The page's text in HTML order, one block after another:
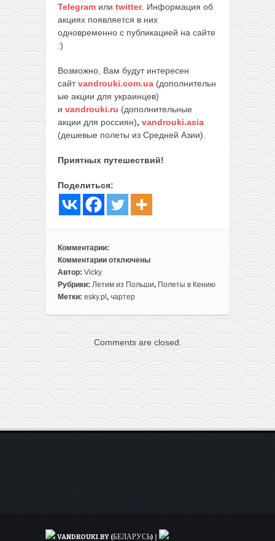
Telegram или twitter. Информация об
акциях появляется в них
одновременно с публикацией на сайте
:)
Возможно, Вам будут интересен
сайтvandrouki.com.ua (дополнительн
ые акции для украинцев)
и vandrouki.ru (дополнительные
акции для россиян), vandrouki.asia
(дешевые полеты из Средней Азии).
Приятных путешествий!
Поделиться:
Комментарии:
Комментарии
к
записи
Еще
В
канун
Нового
года:
прямой
чартер
Варшавы
в
Кению
отключены
Автор: Vicky
Рубрики: Летим из Польши, Полеты в Кению
Метки: esky.pl , чартер
Comments are closed.
VANDROUKI.BY (БЕЛАРУСЬ) |